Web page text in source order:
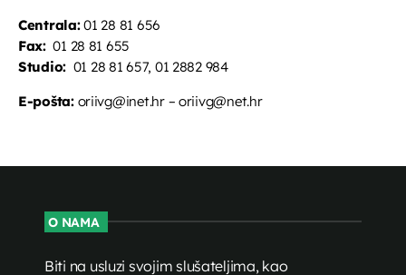
Centrala:01 28 81 656
Fax:01 28 81 655
Studio: 01 28 81 657, 01 2882 984
E-pošta:oriivg@inet.hr – oriivg@net.hr
O NAMA
Biti na usluzi svojim slušateljima, kao